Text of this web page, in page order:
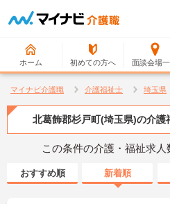
ホーム 初めての方へ 面談会場
マイナビ介護職 介護福祉士 埼玉県
北葛飾郡杉戸町(埼玉県)の介護
この条件の介護・福祉求人
おすすめ順 新着順